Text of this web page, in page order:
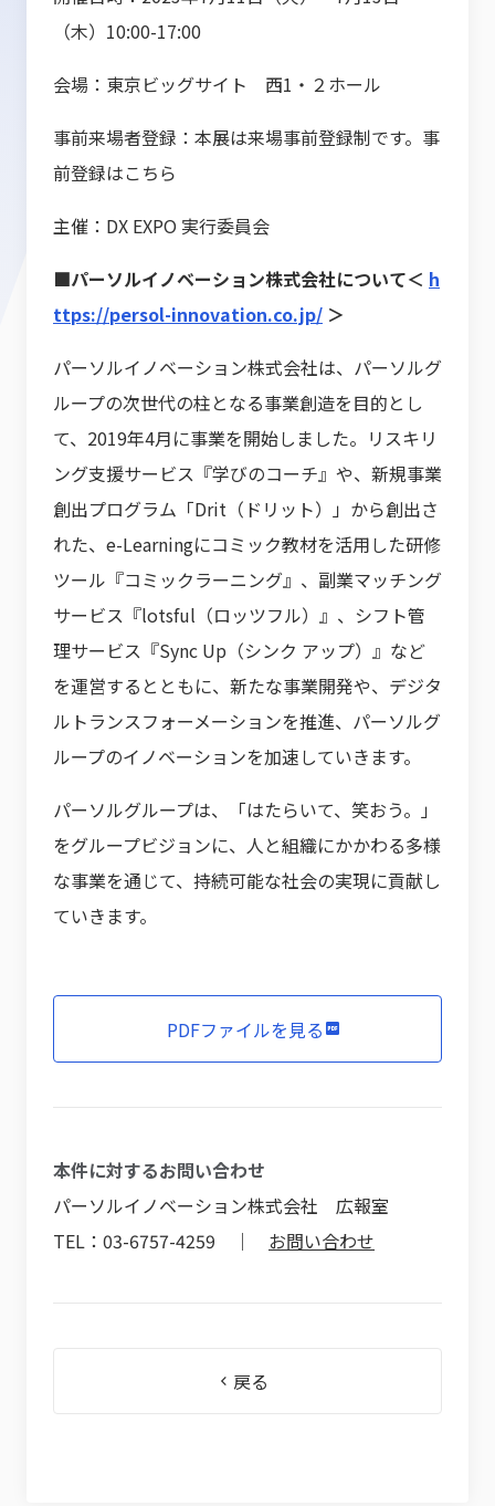
（木）10:00-17:00
会場：東京ビッグサイト 西1・２ホール
事前来場者登録：本展は来場事前登録制です。事
前登録はこちら
主催：DX EXPO 実行委員会
■パーソルイノベーション株式会社について＜ h
ttps://persol-innovation.co.jp/ ＞
パーソルイノベーション株式会社は、パーソルグ
ループの次世代の柱となる事業創造を目的とし
て、2019年4月に事業を開始しました。リスキリ
ング支援サービス『学びのコーチ』や、新規事業
創出プログラム「Drit（ドリット）」から創出さ
れた、e-Learningにコミック教材を活用した研修
ツール『コミックラーニング』、副業マッチング
サービス『lotsful（ロッツフル）』、シフト管
理サービス『Sync Up（シンク アップ）』など
を運営するとともに、新たな事業開発や、デジタ
ルトランスフォーメーションを推進、パーソルグ
ループのイノベーションを加速していきます。
パーソルグループは、「はたらいて、笑おう。」
をグループビジョンに、人と組織にかかわる多様
な事業を通じて、持続可能な社会の実現に貢献し
ていきます。
PDFファイルを見る
本件に対するお問い合わせ
パーソルイノベーション株式会社 広報室
TEL：03-6757-4259 ｜ お問い合わせ
戻る